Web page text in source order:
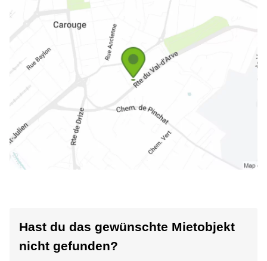
Hast du das gewünschte Mietobjekt
nicht gefunden?